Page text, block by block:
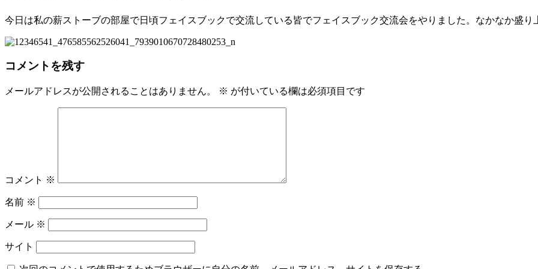
今日は私の薪ストーブの部屋で日頃フェイスブックで交流している皆でフェイスブック交流会をやりました。なかなか盛り
コメントを残す
メールアドレスが公開されることはありません。 ※ が付いている欄は必須項目です
コメント ※
名前 ※
メール ※
サイト